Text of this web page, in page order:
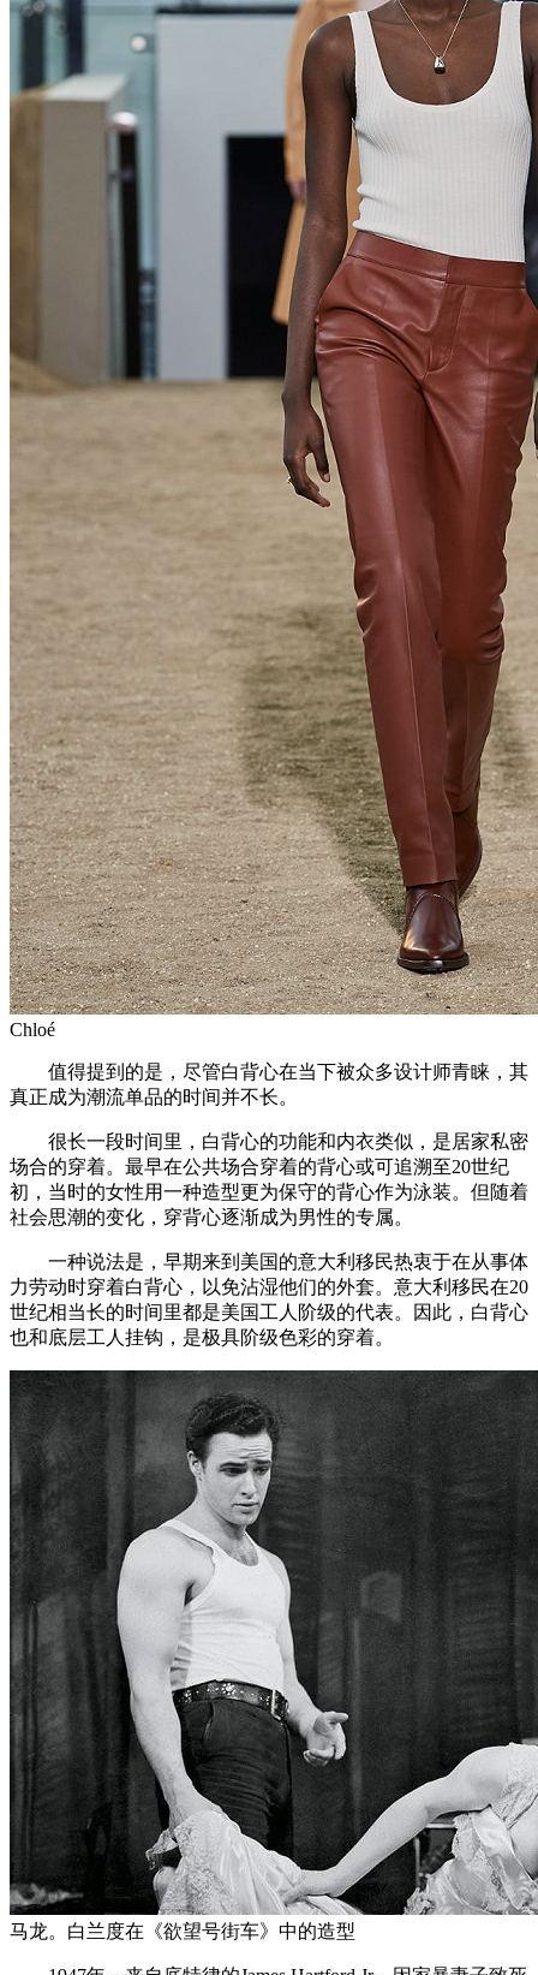
Chloé
值得提到的是，尽管白背心在当下被众多设计师青睐，其
真正成为潮流单品的时间并不长。
很长一段时间里，白背心的功能和内衣类似，是居家私密
场合的穿着。最早在公共场合穿着的背心或可追溯至20世纪
初，当时的女性用一种造型更为保守的背心作为泳装。但随着
社会思潮的变化，穿背心逐渐成为男性的专属。
一种说法是，早期来到美国的意大利移民热衷于在从事体
力劳动时穿着白背心，以免沾湿他们的外套。意大利移民在20
世纪相当长的时间里都是美国工人阶级的代表。因此，白背心
也和底层工人挂钩，是极具阶级色彩的穿着。
马龙。白兰度在《欲望号街车》中的造型